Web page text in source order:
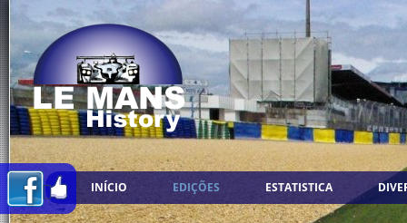
INÍCIO EDIÇÕES ESTATISTICA